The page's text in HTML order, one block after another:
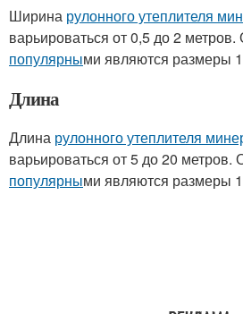
Ширина рулонного утеплителя
варьироваться от 0,5 до 2 метров.
популярными являются размеры
Длина
Длина рулонного утеплителя
варьироваться от 5 до 20 метров.
популярными являются размеры